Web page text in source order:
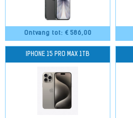
Ontvang tot: € 586,00
IPHONE 15 PRO MAX 1TB